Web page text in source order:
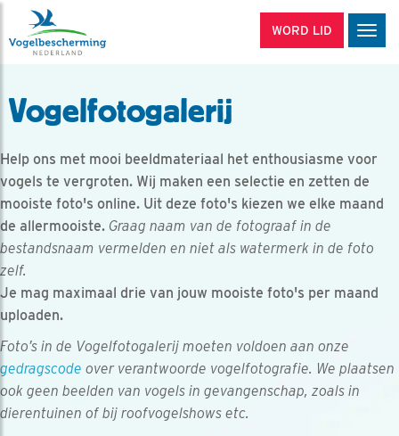
WORD LID
Vogelfotogalerij
Help ons met mooi beeldmateriaal het enthousiasme voor
vogels te vergroten. Wij maken een selectie en zetten de
mooiste foto's online. Uit deze foto's kiezen we elke maand
de allermooiste. Graag naam van de fotograaf in de
bestandsnaam vermelden en niet als watermerk in de foto
zelf.
Je mag maximaal drie van jouw mooiste foto's per maand
uploaden.
Foto’s in de Vogelfotogalerij moeten voldoen aan onze
gedragscode over verantwoorde vogelfotografie. We plaatsen
ook geen beelden van vogels in gevangenschap, zoals in
dierentuinen of bij roofvogelshows etc.